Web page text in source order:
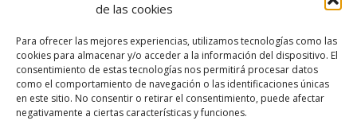
de las cookies
Para ofrecer las mejores experiencias, utilizamos tecnologías como las
cookies para almacenar y/o acceder a la información del dispositivo. El
consentimiento de estas tecnologías nos permitirá procesar datos
como el comportamiento de navegación o las identificaciones únicas
en este sitio. No consentir o retirar el consentimiento, puede afectar
negativamente a ciertas características y funciones.
Millatrece.com es una apuesta por escribir sobre lo que me
participa"
Aviso Legal
Política de Privacidad